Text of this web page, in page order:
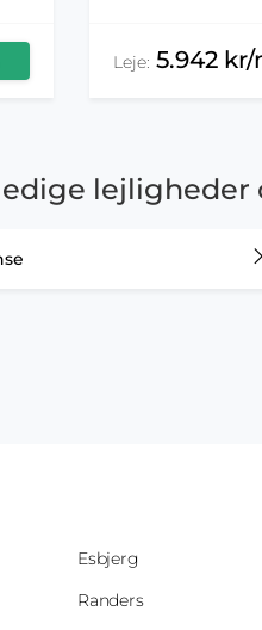
Leje: 5.942
Esbjerg
Randers